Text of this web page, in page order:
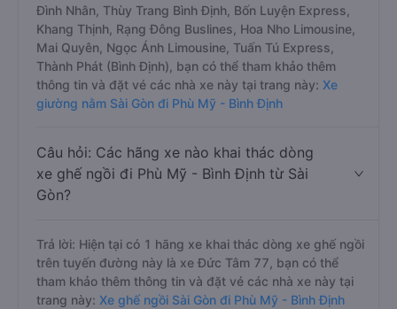
Đình Nhân, Thùy Trang Bình Định, Bốn Luyện Express,
Khang Thịnh, Rạng Đông Buslines, Hoa Nho Limousine,
Mai Quyên, Ngọc Ánh Limousine, Tuấn Tú Express,
Thành Phát (Bình Định), bạn có thể tham khảo thêm
thông tin và đặt vé các nhà xe này tại trang này: Xe
giường nằm Sài Gòn đi Phù Mỹ - Bình Định
Câu hỏi: Các hãng xe nào khai thác dòng
xe ghế ngồi đi Phù Mỹ - Bình Định từ Sài
Gòn?
Trả lời: Hiện tại có 1 hãng xe khai thác dòng xe ghế ngồi
trên tuyến đường này là xe Đức Tâm 77, bạn có thể
tham khảo thêm thông tin và đặt vé các nhà xe này tại
trang này: Xe ghế ngồi Sài Gòn đi Phù Mỹ - Bình Định